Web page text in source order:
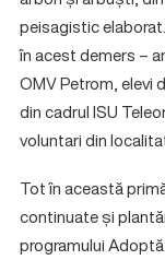
peisagistic
în acest demers –
OMV Petrom, elevi
din cadrul ISU
voluntari din
Tot în această
continuate și
programului